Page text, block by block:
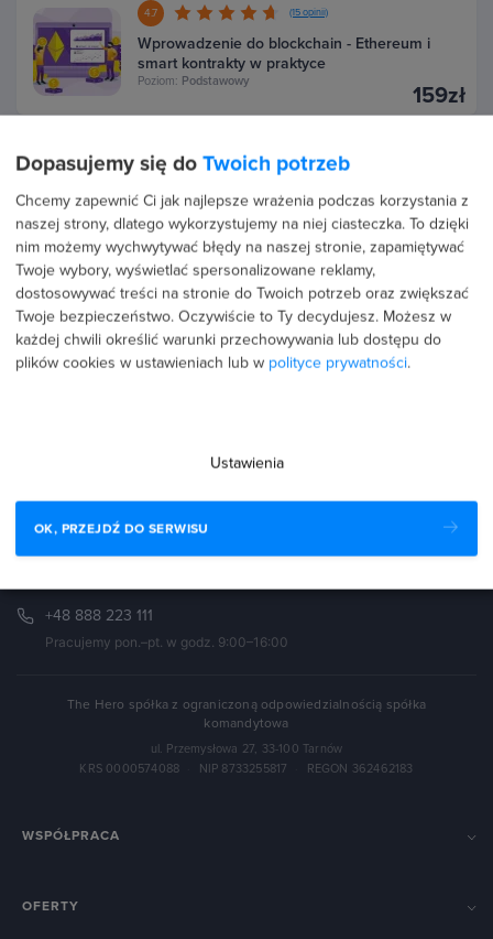
4.7 (15 opinii)
Wprowadzenie do blockchain - Ethereum i
smart kontrakty w praktyce
Poziom: Podstawowy
159zł
Więcej na temat:
ASP.NET to platforma firmy Microsoft, umożliwiająca
znacznie prostsze i szybsze tworzenie różnorodnych stron i
aplikacji internetowych. Pozwala na wykorzystanie języków
HTML, CSS i JavaScript. ASP.NET umożliwia tworzenie w
pełni funkcjonalnych i dynamicznych witryn, a
+48 888 223 111
Pracujemy pon.–pt. w godz. 9:00–16:00
The Hero spółka z ograniczoną odpowiedzialnością spółka
komandytowa
ul. Przemysłowa 27, 33-100 Tarnów
KRS 0000574088
NIP 8733255817 REGON 362462183
WSPÓŁPRACA
OFERTY
Dopasujemy się do Twoich potrzeb
Chcemy zapewnić Ci jak najlepsze wrażenia podczas korzystania z
naszej strony, dlatego wykorzystujemy na niej ciasteczka. To dzięki
nim możemy wychwytywać błędy na naszej stronie, zapamiętywać
Twoje wybory, wyświetlać spersonalizowane reklamy,
dostosowywać treści na stronie do Twoich potrzeb oraz zwiększać
Twoje bezpieczeństwo. Oczywiście to Ty decydujesz. Możesz w
każdej chwili określić warunki przechowywania lub dostępu do
plików cookies w ustawieniach lub w polityce prywatności.
Ustawienia
OK, PRZEJDŹ DO SERWISU